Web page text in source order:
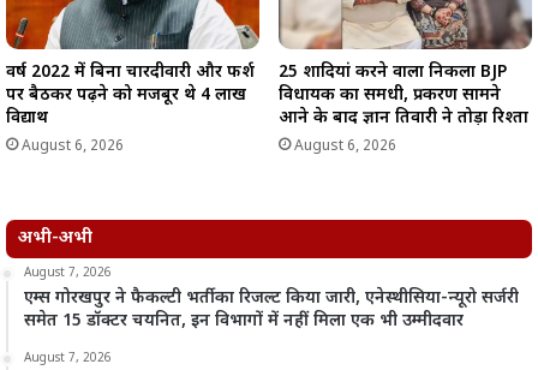
वर्ष 2022 में बिना चारदीवारी और फर्श
पर बैठकर पढ़ने को मजबूर थे 4 लाख
विद्यार्थी
August 6, 2026
25 शादियां करने वाला निकला BJP
विधायक का समधी, प्रकरण सामने
आने के बाद ज्ञान तिवारी ने तोड़ा रिश्ता
August 6, 2026
अभी-अभी
August 7, 2026
एम्स गोरखपुर ने फैकल्टी भर्ती का रिजल्ट किया जारी, एनेस्थीसिया-न्यूरो सर्जरी
समेत 15 डॉक्टर चयनित, इन विभागों में नहीं मिला एक भी उम्मीदवार
August 7, 2026